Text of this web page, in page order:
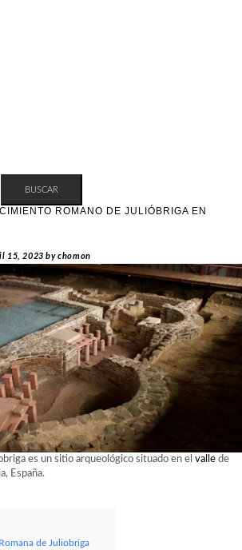
ROMANO DE JULIÓBRIGA EN
15, 2023 bychomon
es un sitio arqueológico situado en el valle de
España.
de Juliobriga